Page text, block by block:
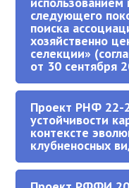
следующего
поиска
хозяйственно
селекции»
от 30 сентября
Проект РНФ 22-
устойчивости
контексте
клубненосных